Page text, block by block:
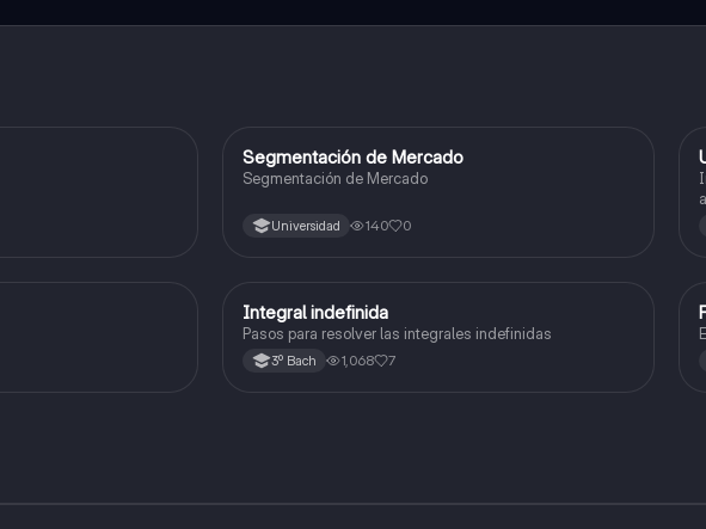
Otros
Segmentación de Mercado
Segmentación de Mercado
Universidad 140 0
Otros
Integral indefinida
Pasos para resolver las integrales indefinidas
3º Bach 1,068 7